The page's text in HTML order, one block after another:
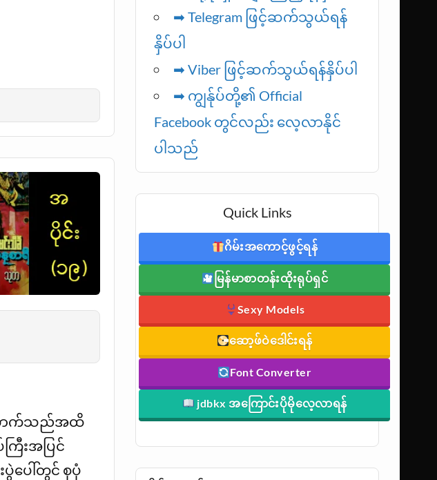
လောက်သည်အထိ
ြီးအပြင်
ပေါ်တွင် စုပုံ
➡ Telegram ဖြင့်ဆက်သွယ်ရန်
နှိပ်ပါ
➡Viber ဖြင့်ဆက်သွယ်ရန်နှိပ်ပါ
➡ ကျွန်ုပ်တို့၏ Official
Facebook တွင်လည်း လေ့လာနိုင်
ပါသည်
Quick Links
ဂိမ်းအကောင့်ဖွင့်ရန်
မြန်မာစာတန်းထိုးရုပ်ရှင်
Sexy Models
ဆော့ဖ်ဝဲဒေါင်းရန်
Font Converter
jdbkx အကြောင်းပိုမိုလေ့လာရန်